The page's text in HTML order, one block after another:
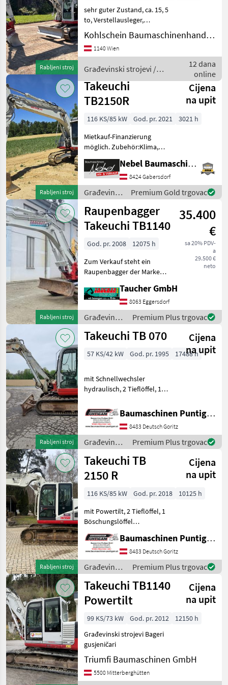
R
TB2150R
MARKETPLACE
Marketplace
Ponude
trgovaca oglasi
Rabljeni stroj
sehr guter Zustand, ca. 15, 5
to, Verstellausleger,
Stahlkette mit Gummipads,
Powertilt und Löffelset
Građevinski strojevi Bageri
Kohlschein Baumaschinenhandel GmbH
1140 Wien
Građevinski strojevi /
Takeuchi
12 dana
online
Rabljeni stroj
Takeuchi
TB2150R
Cijena
na upit
116 KS/85 kW God. pr. 2021
3021 h
Mietkauf-Finanzierung
möglich. Zubehör:Klima,
Zentralschmierung, 2
Tieflöffel 600mm 1000mm
1Böschungslöffel 1800mm.
Građevinski strojevi Bageri
gusj
Nebel Baumaschinen
8424 Gabersdorf
Građevinski
strojevi /
Takeuchi
Premium Gold trgovac
Rabljeni stroj
Raupenbagger
Takeuchi TB1140
35.400
€
sa 20% PDV-
a
29.500 €
neto
God. pr. 2008
12075 h
Zum Verkauf steht ein
Raupenbagger der Marke
gutem Zustand. Baujahr:
2008 Betriebsstunden:
12.075 h Einsatzgewicht:
14.700 kg Der B
Taucher GmbH
8063 Eggersdorf
Građevinski
strojevi /
Takeuchi
Premium Plus trgovac
Rabljeni stroj
Takeuchi TB 070
Cijena
na upit
57 KS/42 kW God. pr. 1995 17488 h
mit Schnellwechsler
hydraulisch, 2 Tieflöffel, 1
Referenznummer: 19751
Baumaschinen Puntigam
GmbH Unser Spezialgebiet:
Ankauf - Verkauf - Vermietu
Baumaschinen Puntigam GmbH
8483 Deutsch Goritz
Građevinski
strojevi /
Takeuchi
Premium Plus trgovac
Rabljeni stroj
Takeuchi TB
2150 R
Cijena
na upit
116 KS/85 kW God. pr. 2018
10125 h
mit Powertilt, 2 Tieflöffel, 1
Böschungslöffel
Baumaschinen Puntigam
GmbH Unser Spezialgebiet:
Ankauf - Verkauf -
Vermietung von
Baumaschine
Baumaschinen Puntigam GmbH
8483 Deutsch Goritz
Građevinski
strojevi /
Takeuchi
Premium Plus trgovac
Takeuchi TB1140
Powertilt
Cijena
na upit
99 KS/73 kW God. pr. 2012
12150 h
Građevinski strojevi Bageri
gusjeničari
Triumfi Baumaschinen GmbH
5500 Mitterberghütten